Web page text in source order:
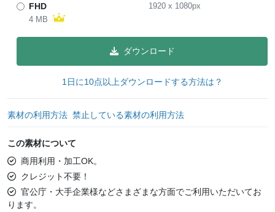
FHD 1920x 1080px
4 MB
ダウンロード
1日に10点以上ダウンロードする方法は？
素材の利用方法 禁止している素材の利用方法
この素材について
商用利用・加工OK。
クレジット不要！
官公庁・大手企業様などさまざまな方面でご利用いただいてお
ります。